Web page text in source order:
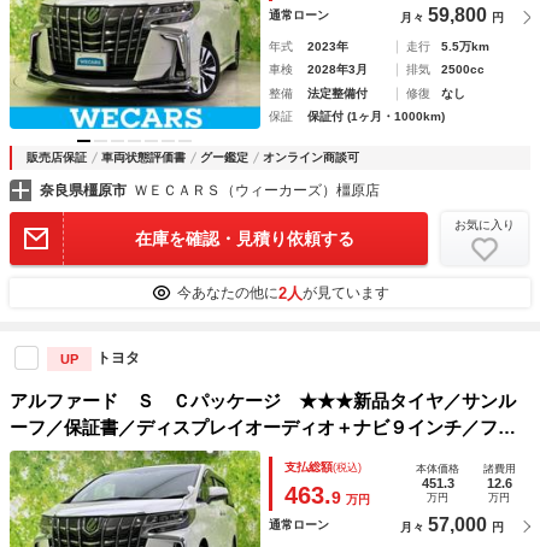
通常ローン 月々 59,800 円
年式 2023年 走行
5.5万km
車検
2028年3月 排気
2500cc
整備
法定整備付 修復
なし
保証
保証付 (1ヶ月・1000km)
販売店保証 車両状態評価書 グー鑑定 オンライン商談可
奈良県橿原市 ＷＥＣＡＲＳ（ウィーカーズ）橿原店
在庫を確認・見積り依頼する
お気に入り
今あなたの他に2人が見ています
UP トヨタ
アルファード Ｓ Ｃパッケージ ★★★新品タイヤ／サンル
ーフ／保証書／ディスプレイオーディオ＋ナビ９インチ／フリ
ップダウンモニター／デジタルインナーミラー／トヨタセーフ
ティセンス／両側電動スライドドア／シートヒーター 前席
支払総額(税込)
463.9 万円
本体価格
451.3
万円
諸費用
12.6
万円
通常ローン 月々 57,000 円